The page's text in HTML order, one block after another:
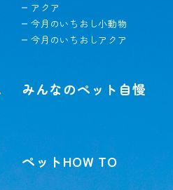
アクア
今月のいちおし小動物
今月のいちおしアクア
みんなのペット自慢
ペットHOW TO